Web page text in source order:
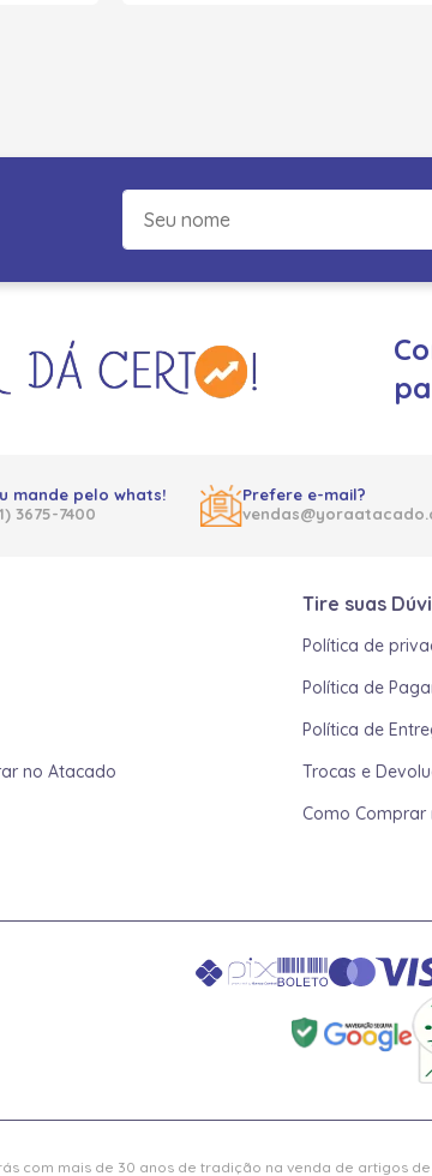
mande pelo whats!
3675-7400
Prefere e-mail?
no Atacado
Tire suas
Política de
Política de
Política de
Trocas e
Como Comprar
com mais de 30 anos de tradição na venda de artigos